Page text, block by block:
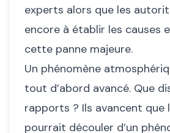
experts alors que les
encore à établir les causes
cette panne majeure.
Un phénomène
tout d’abord avancé. Que
rapports ? Ils avancent que
pourrait découler d’un